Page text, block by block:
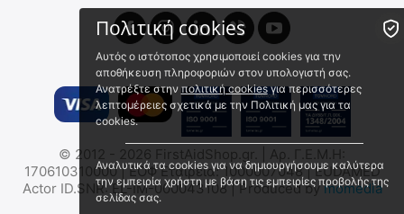
Σουγιάς CRKT TUNA OD
GREEN
9020081446
Σουγιάς CRKT CEO
THUMBSTUD BLACK
© 2012 - 2026 FirstAidShop.gr. | Αρ. Γ.Ε.Μ.Η:
170610310000 | ΕΟΦ Εταιρεία: 1000007048 | EUDAMED
Actor ID.SNR: EL-IM-000043108 | Produced bymomedia
Πολιτική cookies
Αυτός ο ιστότοπος χρησιμοποιεί cookies για την
αποθήκευση πληροφοριών στον υπολογιστή σας.
Ανατρέξτε στην πολιτική cookiesγια περισσότερες
λεπτομέρειες σχετικά με την Πολιτική μας για τα
cookies.
Αναλυτικά τα cookies για να δημιουργήσουμε καλύτερα
την εμπειρία χρήστη με βάση τις εμπειρίες προβολής της
σελίδας σας.